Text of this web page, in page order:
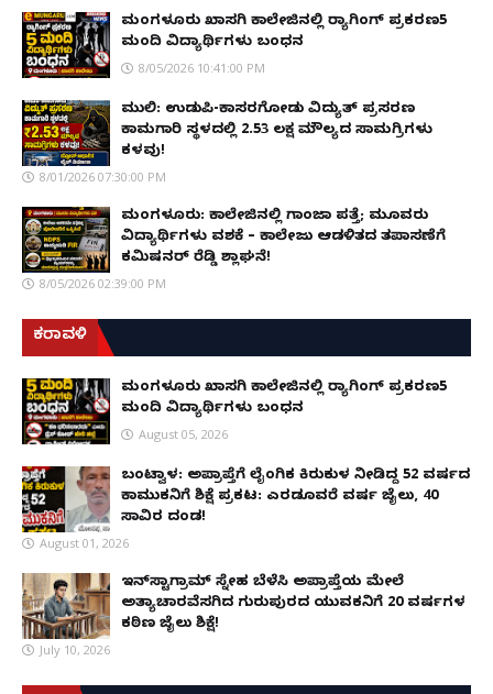
ಮಂಗಳೂರು ಖಾಸಗಿ ಕಾಲೇಜಿನಲ್ಲಿ ರ‌್ಯಾಗಿಂಗ್ ಪ್ರಕರಣ5
ಮಂದಿ ವಿದ್ಯಾರ್ಥಿಗಳು ಬಂಧನ
8/05/2026 10:41:00 PM
ಮುಲ್ಕಿ: ಉಡುಪಿ-ಕಾಸರಗೋಡು ವಿದ್ಯುತ್ ಪ್ರಸರಣ
ಕಾಮಗಾರಿ ಸ್ಥಳದಲ್ಲಿ ₹2.53 ಲಕ್ಷ ಮೌಲ್ಯದ ಸಾಮಗ್ರಿಗಳು
ಕಳವು!
8/01/2026 07:30:00 PM
ಮಂಗಳೂರು: ಕಾಲೇಜಿನಲ್ಲಿ ಗಾಂಜಾ ಪತ್ತೆ; ಮೂವರು
ವಿದ್ಯಾರ್ಥಿಗಳು ವಶಕ್ಕೆ – ಕಾಲೇಜು ಆಡಳಿತದ ತಪಾಸಣೆಗೆ
ಕಮಿಷನರ್ ರೆಡ್ಡಿ ಶ್ಲಾಘನೆ!
8/05/2026 02:39:00 PM
ಕರಾವಳಿ
ಮಂಗಳೂರು ಖಾಸಗಿ ಕಾಲೇಜಿನಲ್ಲಿ ರ‌್ಯಾಗಿಂಗ್ ಪ್ರಕರಣ5
ಮಂದಿ ವಿದ್ಯಾರ್ಥಿಗಳು ಬಂಧನ
August 05, 2026
ಬಂಟ್ವಾಳ: ಅಪ್ರಾಪ್ತೆಗೆ ಲೈಂಗಿಕ ಕಿರುಕುಳ ನೀಡಿದ್ದ 52 ವರ್ಷದ
ಕಾಮುಕನಿಗೆ ಶಿಕ್ಷೆ ಪ್ರಕಟ: ಎರಡೂವರೆ ವರ್ಷ ಜೈಲು, ₹40
ಸಾವಿರ ದಂಡ!
August 01, 2026
ಇನ್‌ಸ್ಟಾಗ್ರಾಮ್ ಸ್ನೇಹ ಬೆಳೆಸಿ ಅಪ್ರಾಪ್ತೆಯ ಮೇಲೆ
ಅತ್ಯಾಚಾರವೆಸಗಿದ ಗುರುಪುರದ ಯುವಕನಿಗೆ 20 ವರ್ಷಗಳ
ಕಠಿಣ ಜೈಲು ಶಿಕ್ಷೆ!
July 10, 2026